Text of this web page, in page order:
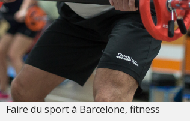
Faire du sport à Barcelone, fitness